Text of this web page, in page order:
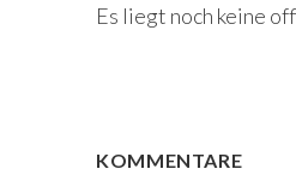
Es liegt noch keine
KOMMENTARE